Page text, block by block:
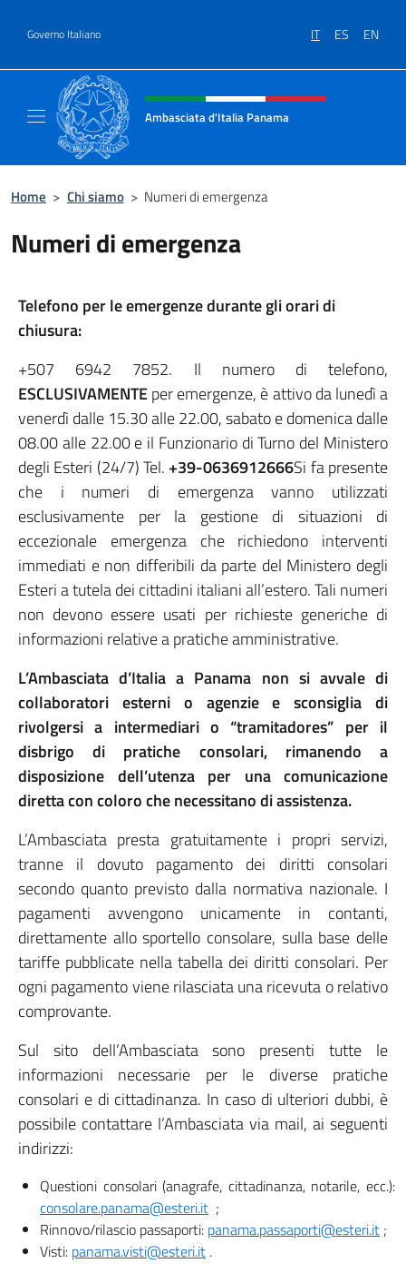
Governo Italiano IT ES EN
Intestazione sito, social e menù
Ambasciata d'Italia Panama
Home > Chi siamo > Numeri di emergenza
Numeri di emergenza
Telefono per le emergenze durante gli orari di
chiusura:
+507 6942 7852. Il numero di telefono,
ESCLUSIVAMENTEper emergenze, è attivo da lunedì a
venerdì dalle 15.30 alle 22.00, sabato e domenica dalle
08.00 alle 22.00 e il Funzionario di Turno del Ministero
degli Esteri (24/7) Tel. +39-0636912666Si fa presente
che i numeri di emergenza vanno utilizzati
esclusivamente per la gestione di situazioni di
eccezionale emergenza che richiedono interventi
immediati e non differibili da parte del Ministero degli
Esteri a tutela dei cittadini italiani all’estero. Tali numeri
non devono essere usati per richieste generiche di
informazioni relative a pratiche amministrative.
L’Ambasciata d’Italia a Panama non si avvale di
collaboratori esterni o agenzie e sconsiglia di
rivolgersi a intermediari o “tramitadores” per il
disbrigo di pratiche consolari, rimanendo a
disposizione dell’utenza per una comunicazione
diretta con coloro che necessitano di assistenza.
L’Ambasciata presta gratuitamente i propri servizi,
tranne il dovuto pagamento dei diritti consolari
secondo quanto previsto dalla normativa nazionale. I
pagamenti avvengono unicamente in contanti,
direttamente allo sportello consolare, sulla base delle
tariffe pubblicate nella tabella dei diritti consolari. Per
ogni pagamento viene rilasciata una ricevuta o relativo
comprovante.
Sul sito dell’Ambasciata sono presenti tutte le
informazioni necessarie per le diverse pratiche
consolari e di cittadinanza. In caso di ulteriori dubbi, è
possibile contattare l’Ambasciata via mail, ai seguenti
indirizzi:
Questioni consolari (anagrafe, cittadinanza, notarile, ecc.):
consolare.panama@esteri.it ;
Rinnovo/rilascio passaporti: panama.passaporti@esteri.it ;
Visti: panama.visti@esteri.it .